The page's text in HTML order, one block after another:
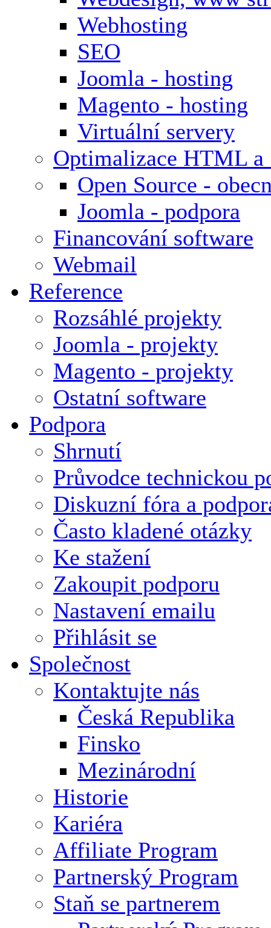
Webhosting
SEO
Joomla - hosting
Magento - hosting
Virtuální servery
Optimalizace HTML a
Open Source -
Joomla - podpora
Financování software
Webmail
Reference
Rozsáhlé projekty
Joomla - projekty
Magento - projekty
Ostatní software
Podpora
Shrnutí
Průvodce technickou
Diskuzní fóra a
Často kladené otázky
Ke stažení
Zakoupit podporu
Nastavení emailu
Přihlásit se
Společnost
Kontaktujte nás
Česká Republika
Finsko
Mezinárodní
Historie
Kariéra
Affiliate Program
Partnerský Program
Staň se partnerem